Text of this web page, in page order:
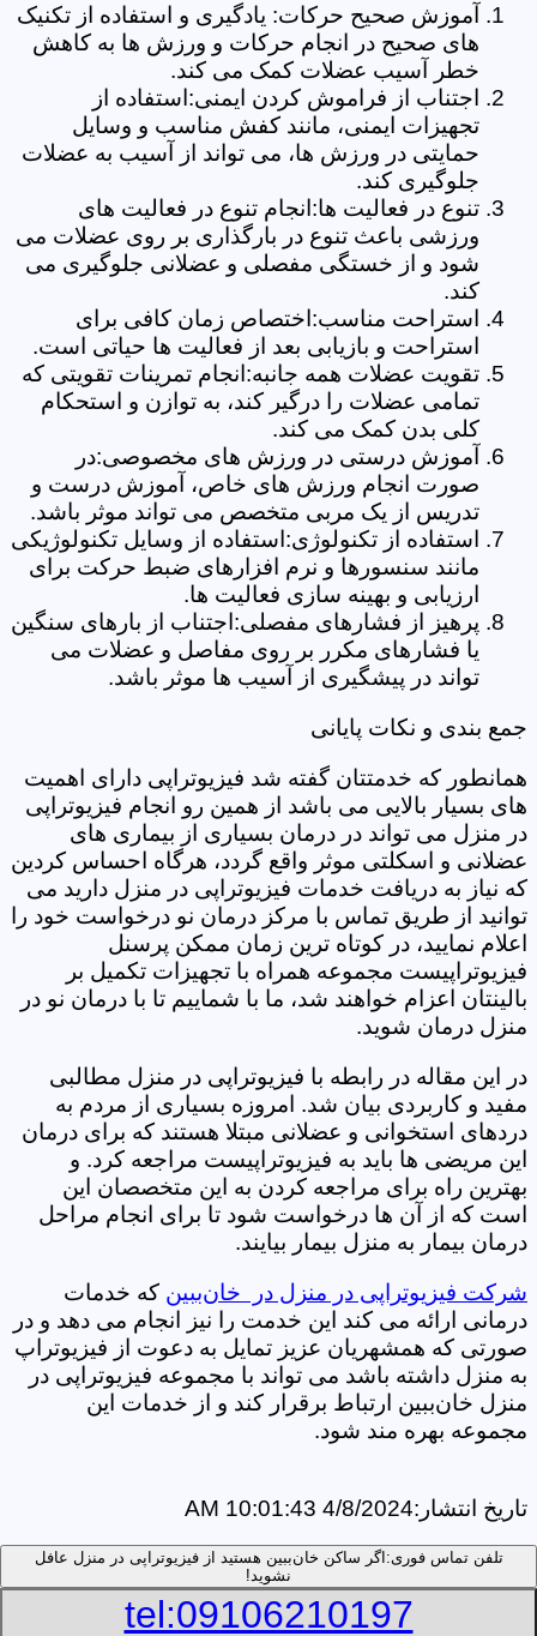
آموزش صحیح حرکات: یادگیری و استفاده از تکنیک
های صحیح در انجام حرکات و ورزش ها به کاهش
خطر آسیب عضلات کمک می کند.
اجتناب از فراموش کردن ایمنی:استفاده از
تجهیزات ایمنی، مانند کفش مناسب و وسایل
حمایتی در ورزش ها، می تواند از آسیب به عضلات
جلوگیری کند.
تنوع در فعالیت ها:انجام تنوع در فعالیت های
ورزشی باعث تنوع در بارگذاری بر روی عضلات می
شود و از خستگی مفصلی و عضلانی جلوگیری می
کند.
استراحت مناسب:اختصاص زمان کافی برای
استراحت و بازیابی بعد از فعالیت ها حیاتی است.
تقویت عضلات همه جانبه:انجام تمرینات تقویتی که
تمامی عضلات را درگیر کند، به توازن و استحکام
کلی بدن کمک می کند.
آموزش درستی در ورزش های مخصوصی:در
صورت انجام ورزش های خاص، آموزش درست و
تدریس از یک مربی متخصص می تواند موثر باشد.
استفاده از تکنولوژی:استفاده از وسایل تکنولوژیکی
مانند سنسورها و نرم افزارهای ضبط حرکت برای
ارزیابی و بهینه سازی فعالیت ها.
پرهیز از فشارهای مفصلی:اجتناب از بارهای سنگین
یا فشارهای مکرر بر روی مفاصل و عضلات می
تواند در پیشگیری از آسیب ها موثر باشد.
جمع بندی و نکات پایانی
همانطور که خدمتتان گفته شد فیزیوتراپی دارای اهمیت
های بسیار بالایی می باشد از همین رو انجام فیزیوتراپی
در منزل می تواند در درمان بسیاری از بیماری های
عضلانی و اسکلتی موثر واقع گردد، هرگاه احساس کردین
که نیاز به دریافت خدمات فیزیوتراپی در منزل دارید می
توانید از طریق تماس با مرکز درمان نو درخواست خود را
اعلام نمایید، در کوتاه ترین زمان ممکن پرسنل
فیزیوتراپیست مجموعه همراه با تجهیزات تکمیل بر
بالینتان اعزام خواهند شد، ما با شماییم تا با درمان نو در
منزل درمان شوید.
در این مقاله در رابطه با فیزیوتراپی در منزل مطالبی
مفید و کاربردی بیان شد. امروزه بسیاری از مردم به
دردهای استخوانی و عضلانی مبتلا هستند که برای درمان
این مریضی ها باید به فیزیوتراپیست مراجعه کرد. و
بهترین راه برای مراجعه کردن به این متخصصان این
است که از آن ها درخواست شود تا برای انجام مراحل
درمان بیمار به منزل بیمار بیایند.
شرکت فیزیوتراپی در منزل در خان‌ببین که خدمات
درمانی ارائه می کند این خدمت را نیز انجام می دهد و در
صورتی که همشهریان عزیز تمایل به دعوت از فیزیوتراپ
به منزل داشته باشد می تواند با مجموعه فیزیوتراپی در
منزل خان‌ببین ارتباط برقرار کند و از خدمات این
مجموعه بهره مند شود.
تاریخ انتشار:4/8/2024 10:01:43 AM
تلفن تماس فوری: اگر ساکن خان‌ببین هستید از فیزیوتراپی در منزل عافل
نشوید!
tel:09106210197